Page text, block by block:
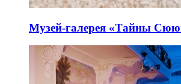
Музей-галерея «Тайны